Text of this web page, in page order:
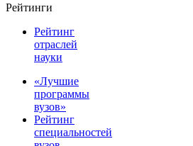
Рейтинги
Рейтинг
отраслей
науки
«Лучшие
программы
вузов»
Рейтинг
специальностей